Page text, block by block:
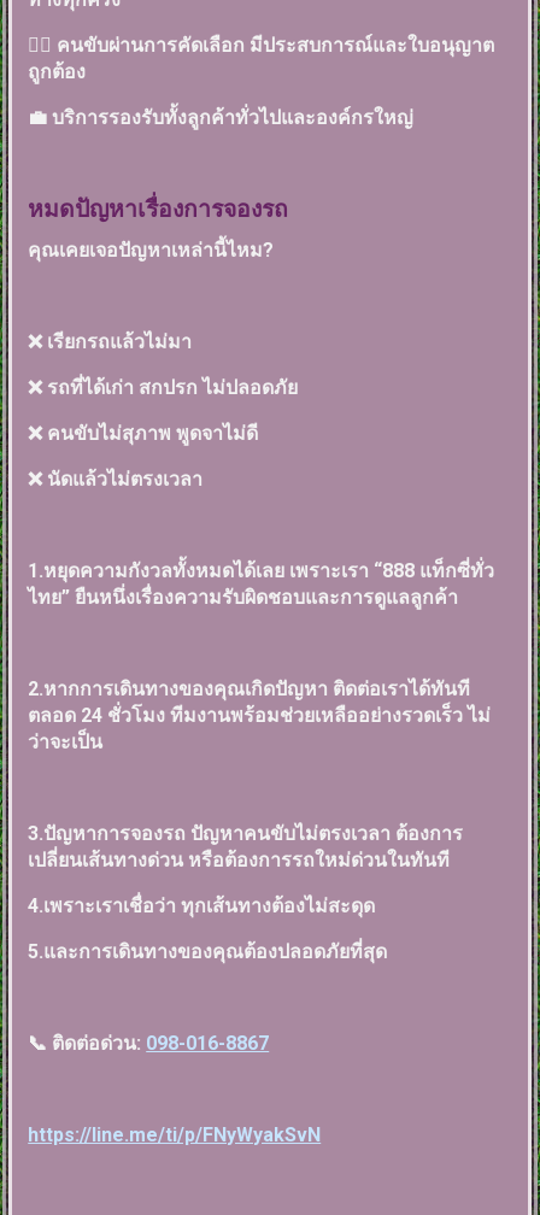
👨‍✈️ คนขับผ่านการคัดเลือก มีประสบการณ์และใบอนุญาต
ถูกต้อง
💼 บริการรองรับทั้งลูกค้าทั่วไปและองค์กรใหญ่
หมดปัญหาเรื่องการจองรถ
คุณเคยเจอปัญหาเหล่านี้ไหม?
❌ เรียกรถแล้วไม่มา
❌ รถที่ได้เก่า สกปรก ไม่ปลอดภัย
❌ คนขับไม่สุภาพ พูดจาไม่ดี
❌ นัดแล้วไม่ตรงเวลา
1.หยุดความกังวลทั้งหมดได้เลย เพราะเรา “888 แท็กซี่ทั่ว
ไทย” ยืนหนึ่งเรื่องความรับผิดชอบและการดูแลลูกค้า
2.หากการเดินทางของคุณเกิดปัญหา ติดต่อเราได้ทันที
ตลอด 24 ชั่วโมง ทีมงานพร้อมช่วยเหลืออย่างรวดเร็ว ไม่
ว่าจะเป็น
3.ปัญหาการจองรถ ปัญหาคนขับไม่ตรงเวลา ต้องการ
เปลี่ยนเส้นทางด่วน หรือต้องการรถใหม่ด่วนในทันที
4.เพราะเราเชื่อว่า ทุกเส้นทางต้องไม่สะดุด
5.และการเดินทางของคุณต้องปลอดภัยที่สุด
📞 ติดต่อด่วน: 098-016-8867
https://line.me/ti/p/FNyWyakSvN